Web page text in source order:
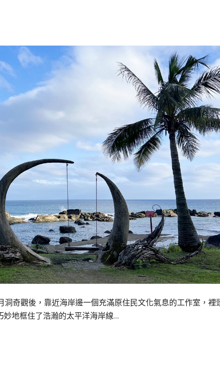
奇觀後，靠近海岸邊一個充滿原住民文化氣息的工作室，裡
地框住了浩瀚的太平洋海岸線…